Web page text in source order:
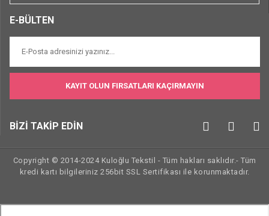
E-BÜLTEN
KAYIT OLUN FIRSATLARI KAÇIRMAYIN
BİZİ TAKİP EDİN
Copyright © 2014-2024 Kuloğlu Tekstil - Tüm hakları saklıdır.- Tüm
kredi kartı bilgileriniz 256bit SSL Sertifikası ile korunmaktadır.